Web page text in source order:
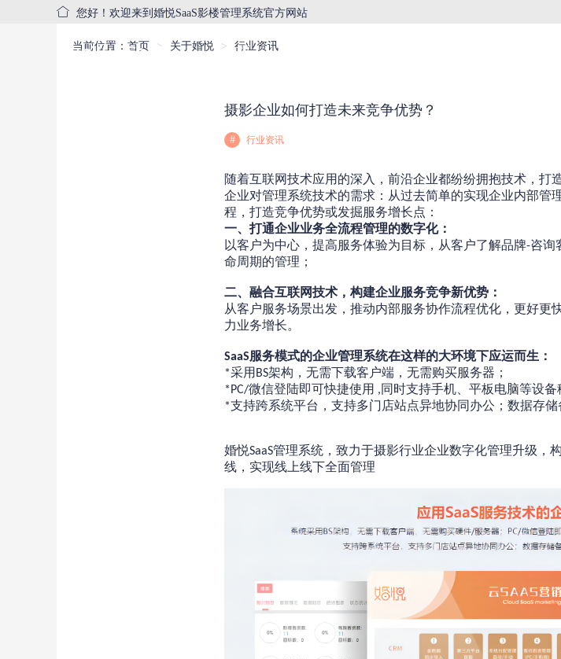
您好！欢迎来到婚悦SaaS影楼管理系统官方网站
首页
当前位置： 首页 关于婚悦 行业资讯
摄影企业如何打造未来竞争优势？
# 行业资讯
随着互联网技术应用的深入，前沿企业都纷纷拥抱技术，打
企业对管理系统技术的需求：从过去简单的实现企业内部管
程，打造竞争优势或发掘服务增长点：
一、 打通企业业务全流程管理的数字化：
以客户为中心，提高服务体验为目标，从客户了解品牌-咨询
命周期的管理；
二、 融合互联网技术 ， 构建企业服务竞争新优势 ：
从客户服务场景出发，推动内部服务协作流程优化，更好更
力业务增长。
SaaS服务模式的企业管理系统在这样的大环境下应运而生：
*采用 BS架构，无需下载客户端，无需购买服务器；
*PC/微信登陆即可快捷使用 ,同时支持手机、平板电脑等设备
*支持跨系统平台，支持多门店站点异地协同办公；数据存储
婚悦SaaS管理系统，致力于摄影行业企业数字化管理升级，
线，实现线上线下全面管理